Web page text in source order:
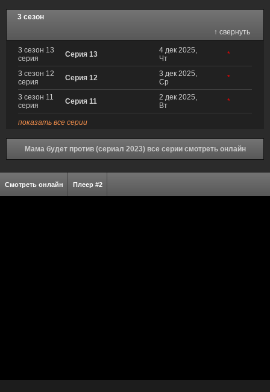
3 сезон
↑ свернуть
3 сезон 13
серия
Серия 13
4 дек 2025,
Чт
*
3 сезон 12
серия
Серия 12
3 дек 2025,
Ср
*
3 сезон 11
серия
Серия 11
2 дек 2025,
Вт
*
показать все серии
Мама будет против (сериал 2023) все серии смотреть онлайн
Смотреть онлайн Плеер #2